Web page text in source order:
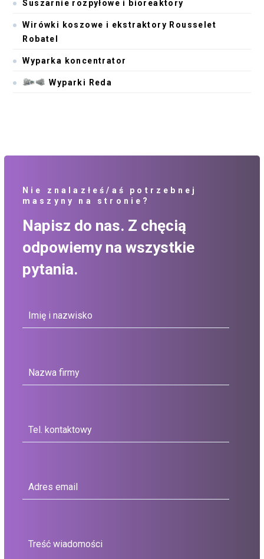
Suszarnie rozpyłowe i bioreaktory
Wirówki koszowe i ekstraktory Rousselet
Robatel
Wyparka koncentrator
Wyparki Reda
Nie znalazłeś/aś potrzebnej
maszyny na stronie?
Napisz do nas. Z chęcią
odpowiemy na wszystkie
pytania.